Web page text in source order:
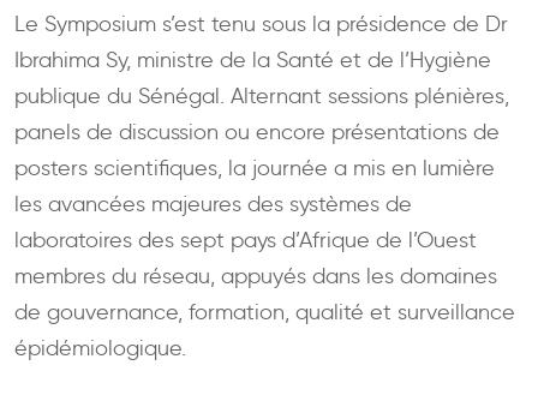
Le Symposium s’est tenu sous la présidence de Dr
Ibrahima Sy, ministre de la Santé et de l’Hygiène
publique du Sénégal. Alternant sessions plénières,
panels de discussion ou encore présentations de
posters scientifiques, la journée a mis en lumière
les avancées majeures des systèmes de
laboratoires des sept pays d’Afrique de l’Ouest
membres du réseau, appuyés dans les domaines
de gouvernance, formation, qualité et surveillance
épidémiologique.